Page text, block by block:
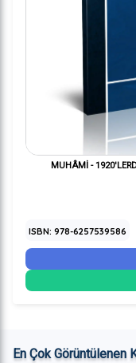
MUHÂMİ -
ISBN: 978-6257539586
En Çok Görüntülenen